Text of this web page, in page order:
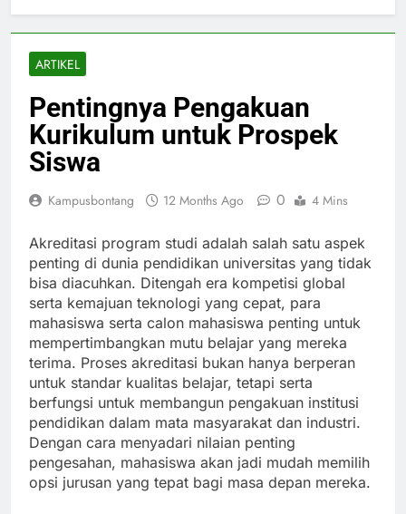
ARTIKEL
Pentingnya Pengakuan
Kurikulum untuk Prospek
Siswa
Kampusbontang 12 Months Ago 0 4 Mins
Akreditasi program studi adalah salah satu aspek
penting di dunia pendidikan universitas yang tidak
bisa diacuhkan. Ditengah era kompetisi global
serta kemajuan teknologi yang cepat, para
mahasiswa serta calon mahasiswa penting untuk
mempertimbangkan mutu belajar yang mereka
terima. Proses akreditasi bukan hanya berperan
untuk standar kualitas belajar, tetapi serta
berfungsi untuk membangun pengakuan institusi
pendidikan dalam mata masyarakat dan industri.
Dengan cara menyadari nilaian penting
pengesahan, mahasiswa akan jadi mudah memilih
opsi jurusan yang tepat bagi masa depan mereka.